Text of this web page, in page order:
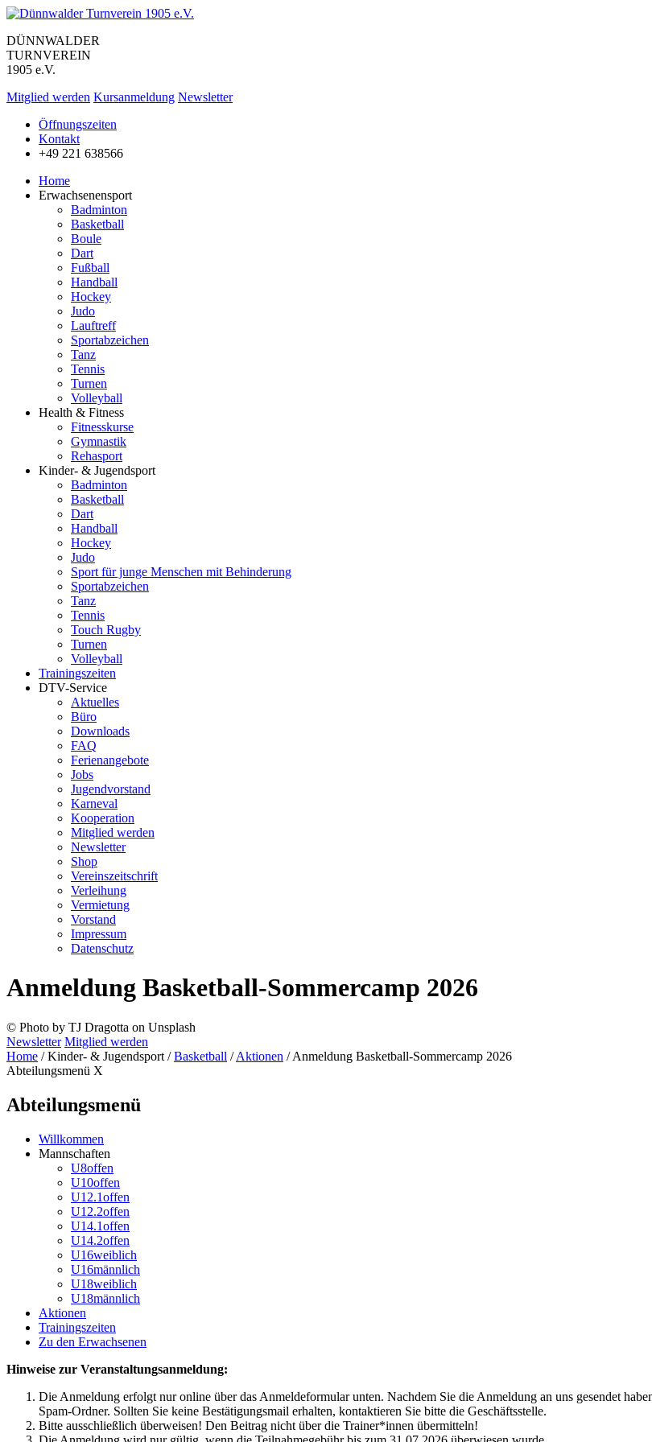
DÜNNWALDER
TURNVEREIN
1905 e.V.
Mitglied werden Kursanmeldung Newsletter
Öffnungszeiten
Kontakt
+49 221 638566
Home
Erwachsenensport
Badminton
Basketball
Boule
Dart
Fußball
Handball
Hockey
Judo
Lauftreff
Sportabzeichen
Tanz
Tennis
Turnen
Volleyball
Health & Fitness
Fitnesskurse
Gymnastik
Rehasport
Kinder- & Jugendsport
Badminton
Basketball
Dart
Handball
Hockey
Judo
Sport für junge Menschen mit Behinderung
Sportabzeichen
Tanz
Tennis
Touch Rugby
Turnen
Volleyball
Trainingszeiten
DTV-Service
Aktuelles
Büro
Downloads
FAQ
Ferienangebote
Jobs
Jugendvorstand
Karneval
Kooperation
Mitglied werden
Newsletter
Shop
Vereins­zeitschrift
Verleihung
Vermietung
Vorstand
Impressum
Datenschutz­
Anmeldung Basketball-Sommercamp 2026
© Photo by TJ Dragotta on Unsplash
Newsletter Mitglied werden
Home /Kinder- & Jugendsport /Basketball /Aktionen /Anmeldung Basketball-Sommercamp 2026
Abteilungsmenü X
Abteilungsmenü
Willkommen
Mannschaften
U8offen
U10offen
U12.1offen
U12.2offen
U14.1offen
U14.2offen
U16weiblich
U16männlich
U18weiblich
U18männlich
Aktionen
Trainingszeiten
Zu den Erwachsenen
Hinweise zur Veranstaltungsanmeldung:
Die Anmeldung erfolgt nur online über das Anmeldeformular unten. Nachdem Sie die Anmeldung an uns gesendet
Spam-Ordner. Sollten Sie keine Bestätigungsmail erhalten, kontaktieren Sie bitte die Geschäftsstelle.
Bitte ausschließlich überweisen! Den Beitrag nicht über die Trainer*innen übermitteln!